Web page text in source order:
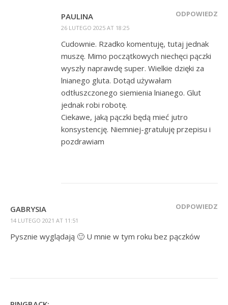
PAULINA
26 LUTEGO 2025 AT 18:25
ODPOWIEDZ
Cudownie. Rzadko komentuję, tutaj jednak
muszę. Mimo początkowych niechęci pączki
wyszły naprawdę super. Wielkie dzięki za
lnianego gluta. Dotąd używałam
odtłuszczonego siemienia lnianego. Glut
jednak robi robotę.
Ciekawe, jaką pączki będą mieć jutro
konsystencję. Niemniej-gratuluję przepisu i
pozdrawiam
GABRYSIA
14 LUTEGO 2021 AT 11:51
ODPOWIEDZ
Pysznie wyglądają 🙂 U mnie w tym roku bez pączków